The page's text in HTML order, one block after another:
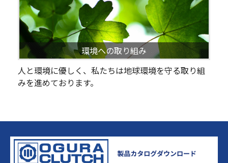
環境への取り組み
人と環境に優しく、私たちは地球環境を守る取り組
みを進めております。